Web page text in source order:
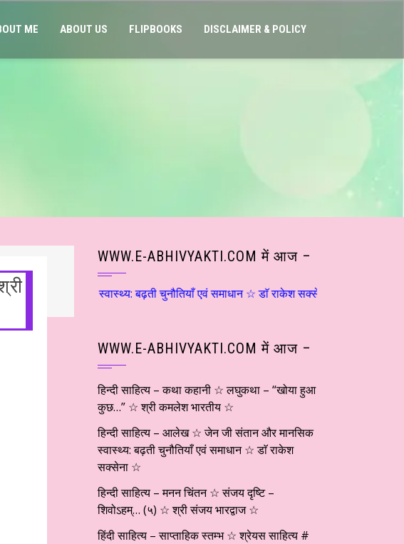
ME ABOUT US FLIPBOOKS DISCLAIMER & POLICY
WWW.E-ABHIVYAKTI.COM में आज –
स्वास्थ्य: बढ़ती चुनौतियाँ एवं समाधान ☆ डाॅ राकेश सक्सेना ☆ हिन्दी साहित्य –
WWW.E-ABHIVYAKTI.COM में आज –
हिन्दी साहित्य – कथा कहानी ☆ लघुकथा – “खोया हुआ
कुछ…” ☆ श्री कमलेश भारतीय ☆
हिन्दी साहित्य – आलेख ☆ जेन जी संतान और मानसिक
स्वास्थ्य: बढ़ती चुनौतियाँ एवं समाधान ☆ डाॅ राकेश
सक्सेना ☆
हिन्दी साहित्य – मनन चिंतन ☆ संजय दृष्टि –
शिवोऽहम्… (५) ☆ श्री संजय भारद्वाज ☆
हिंदी साहित्य – साप्ताहिक स्तम्भ ☆ श्रेयस साहित्य #